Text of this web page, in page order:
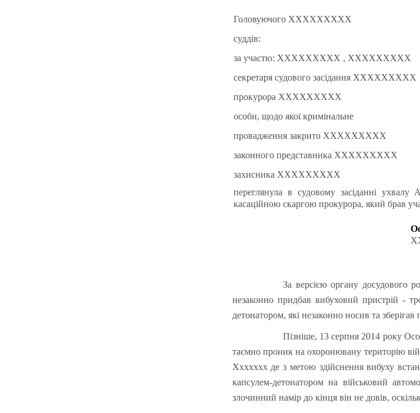
Головуючого ХХХХХХХХХ
суддів:
за участю: ХХХХХХХХХ , ХХХХХХХХХ
секретаря судового засідання ХХХХХХХХХ
прокурора ХХХХХХХХХ
особи, щодо якої кримінальне
провадження закрито ХХХХХХХХХ
законного представника ХХХХХХХХХ
захисника ХХХХХХХХХ
переглянула в судовому засіданні
касаційною скаргою прокурора, який брав
За версією органу досудового
незаконно придбав вибуховий пристрій -
детонатором, які незаконно носив та зберігав
Пізніше, 13 серпня 2014 року
таємно проник на охоронювану територію
Ххххххх де з метою здійснення вибуху
капсулем-детонатором на військовий
злочинний намір до кінця він не довів,